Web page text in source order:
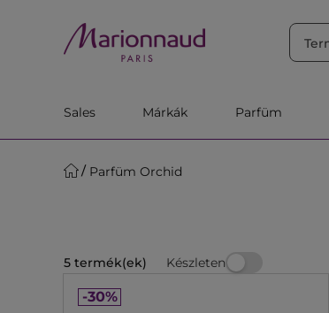
Sales Márkák Parfüm
Parfüm Orchid
5 termék(ek) Készleten
-30%